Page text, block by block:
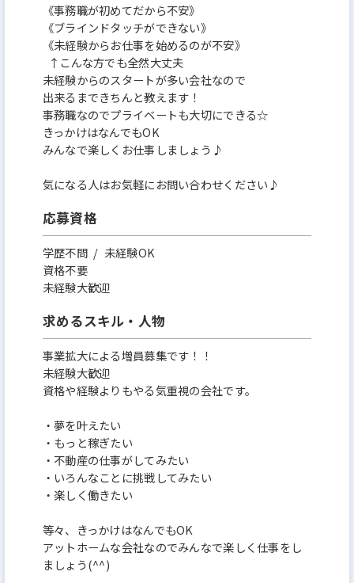
《事務職が初めてだから不安》
《ブラインドタッチができない》
《未経験からお仕事を始めるのが不安》
↑こんな方でも全然大丈夫
未経験からのスタートが多い会社なので
出来るまできちんと教えます！
事務職なのでプライベートも大切にできる☆
きっかけはなんでもOK
みんなで楽しくお仕事しましょう♪
気になる人はお気軽にお問い合わせください♪
応募資格
学歴不問 / 未経験OK
資格不要
未経験大歓迎
求めるスキル・人物
事業拡大による増員募集です！！
未経験大歓迎
資格や経験よりもやる気重視の会社です。
・夢を叶えたい
・もっと稼ぎたい
・不動産の仕事がしてみたい
・いろんなことに挑戦してみたい
・楽しく働きたい
等々、きっかけはなんでもOK
アットホームな会社なのでみんなで楽しく仕事をし
ましょう(^^)